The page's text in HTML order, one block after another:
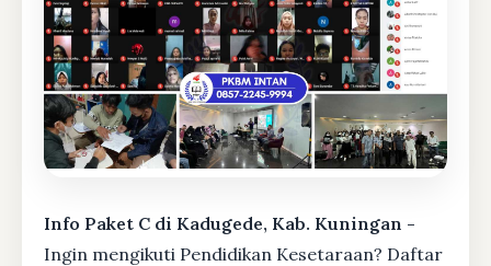
Info Paket C di Kadugede, Kab. Kuningan -
Ingin mengikuti Pendidikan Kesetaraan? Daftar